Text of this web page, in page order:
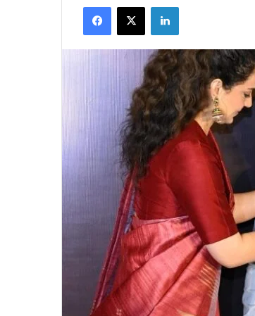
Facebook
X LinkedIn